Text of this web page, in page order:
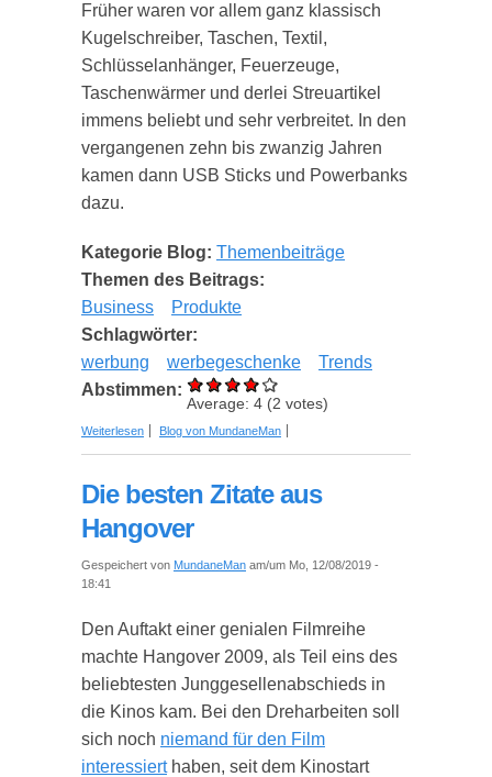
Früher waren vor allem ganz klassisch
Kugelschreiber, Taschen, Textil,
Schlüsselanhänger, Feuerzeuge,
Taschenwärmer und derlei Streuartikel
immens beliebt und sehr verbreitet. In den
vergangenen zehn bis zwanzig Jahren
kamen dann USB Sticks und Powerbanks
dazu.
Kategorie Blog: Themenbeiträge
Themen des Beitrags:
Business
Produkte
Schlagwörter:
werbung
werbegeschenke
Trends
Abstimmen:
Average: 4 (2 votes)
Weiterlesen über Upcycling und natürliche Rohstoffe - 2
Blog von MundaneMan
Die besten Zitate aus
Hangover
Gespeichert von MundaneMan am/um Mo, 12/08/2019 -
18:41
Den Auftakt einer genialen Filmreihe
machte Hangover 2009, als Teil eins des
beliebtesten Junggesellenabschieds in
die Kinos kam. Bei den Dreharbeiten soll
sich noch niemand für den Film
interessierthaben, seit dem Kinostart